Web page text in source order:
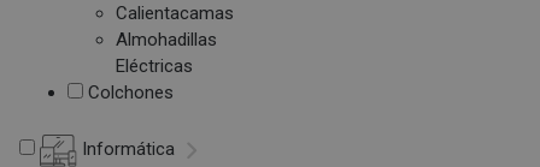
Calientacamas
Almohadillas
Eléctricas
Colchones
Informática